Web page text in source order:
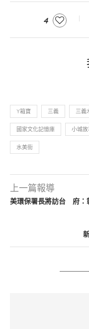
黃
志
東
攝）
4
Y箱寶 三義 三義
國家文化記憶庫 小城
水美街
上一篇報導
美環保署長將訪台 府：